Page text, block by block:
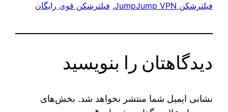
فیلترشکن JumpJump VPN
, فیلترشکن قوی رایگان
دیدگاهتان را بنویسید
نشانی ایمیل شما منتشر نخواهد شد. بخش‌های